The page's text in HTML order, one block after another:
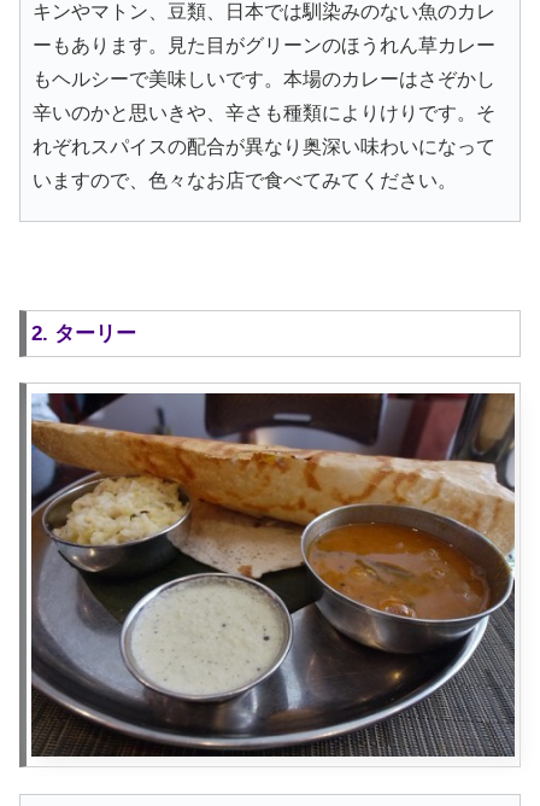
キンやマトン、豆類、日本では馴染みのない魚のカレ
ーもあります。見た目がグリーンのほうれん草カレー
もヘルシーで美味しいです。本場のカレーはさぞかし
辛いのかと思いきや、辛さも種類によりけりです。そ
れぞれスパイスの配合が異なり奥深い味わいになって
いますので、色々なお店で食べてみてください。
2. ターリー